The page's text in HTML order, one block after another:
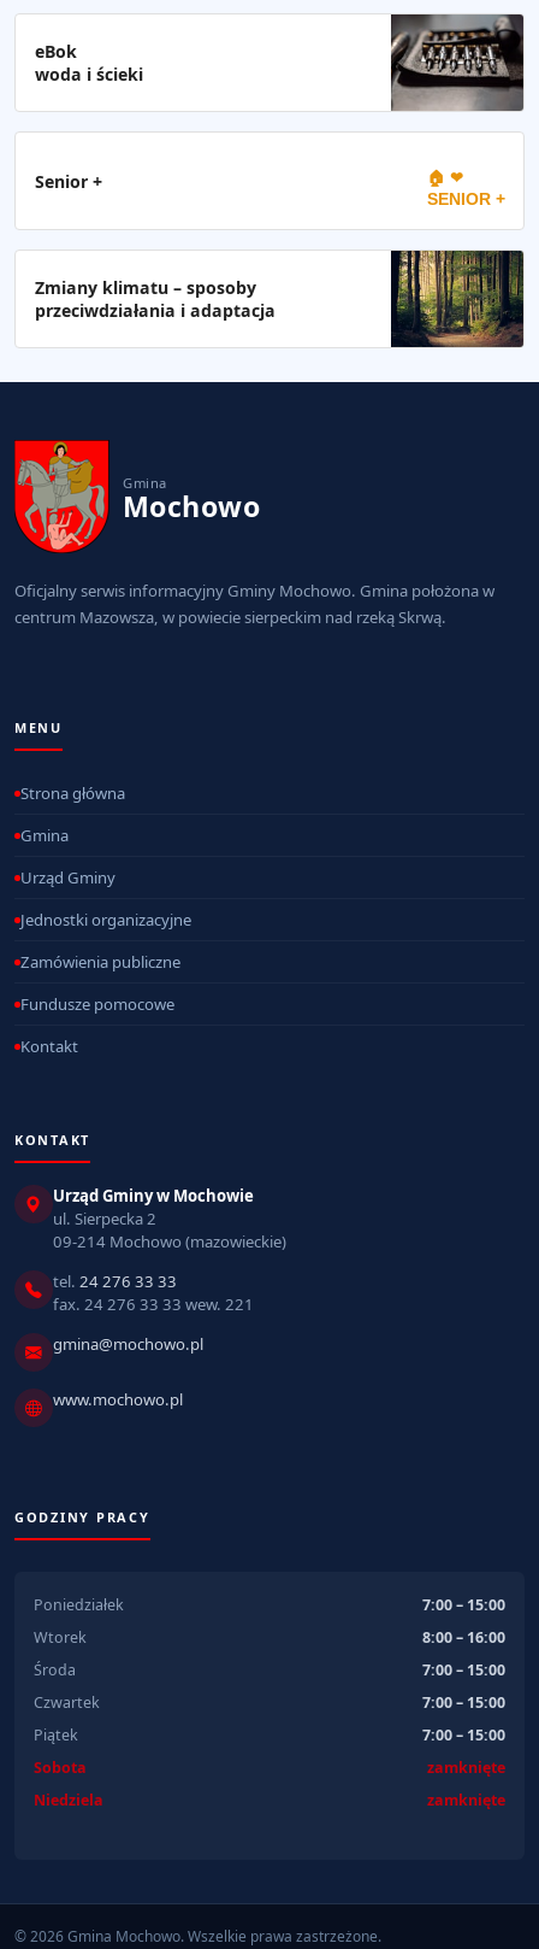
eBok
woda i ścieki
Senior + 🏠 ❤
SENIOR +
Zmiany klimatu – sposoby
przeciwdziałania i adaptacja
Gmina
Mochowo
Oficjalny serwis informacyjny Gminy Mochowo. Gmina położona w
centrum Mazowsza, w powiecie sierpeckim nad rzeką Skrwą.
MENU
Strona główna
Gmina
Urząd Gminy
Jednostki organizacyjne
Zamówienia publiczne
Fundusze pomocowe
Kontakt
KONTAKT
Urząd Gminy w Mochowie
ul. Sierpecka 2
09-214 Mochowo (mazowieckie)
tel. 24 276 33 33
fax. 24 276 33 33 wew. 221
gmina@mochowo.pl
www.mochowo.pl
GODZINY PRACY
Poniedziałek
7:00 – 15:00
Wtorek
8:00 – 16:00
Środa
7:00 – 15:00
Czwartek
7:00 – 15:00
Piątek
7:00 – 15:00
Sobota
zamknięte
Niedziela
zamknięte
© 2026 Gmina Mochowo. Wszelkie prawa zastrzeżone.